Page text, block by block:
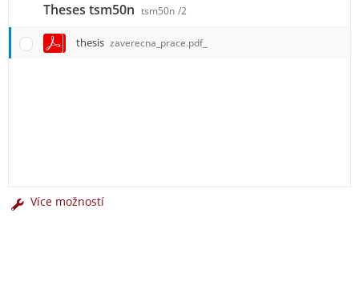
Theses tsm50n tsm50n /2
thesis zaverecna_prace.pdf_
Více možností